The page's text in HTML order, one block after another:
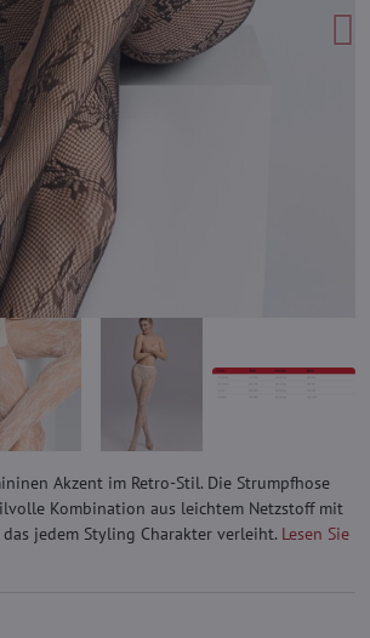
Akzent im Retro-Stil. Die Strumpfhose
Kombination aus leichtem Netzstoff mit
jedem Styling Charakter verleiht. Lesen Sie